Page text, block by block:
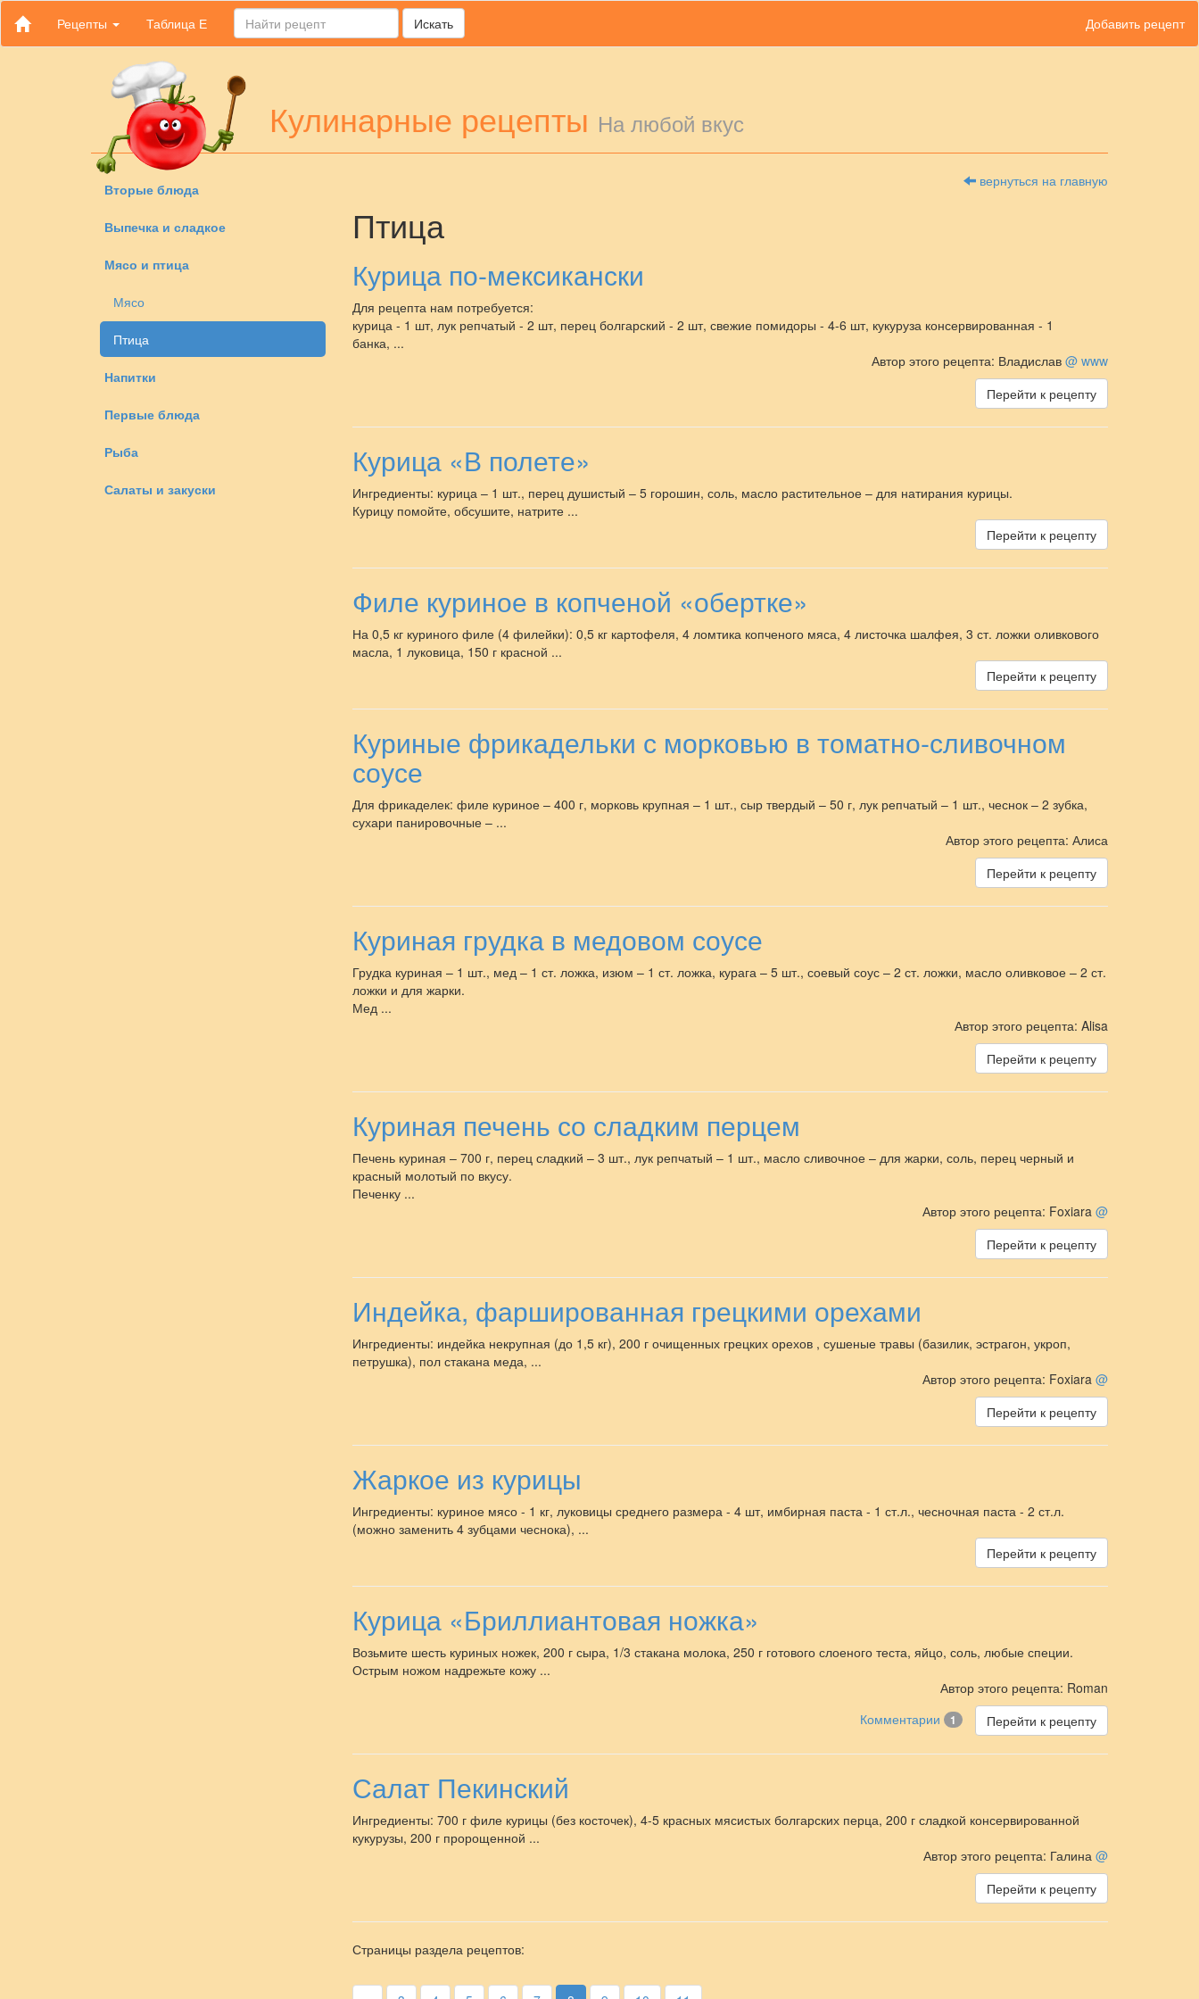
Рецепты Таблица Е Искать Добавить рецепт
Кулинарные рецепты На любой вкус
Вторые блюда
Выпечка и сладкое
Мясо и птица
Мясо
Птица
Напитки
Первые блюда
Рыба
Салаты и закуски
вернуться на главную
Птица
Курица по-мексикански
Для рецепта нам потребуется:
курица - 1 шт, лук репчатый - 2 шт, перец болгарский - 2 шт, свежие помидоры - 4-6 шт, кукуруза консервированная - 1
банка, ...
Автор этого рецепта: Владислав @ www
Перейти к рецепту
Курица «В полете»
Ингредиенты: курица – 1 шт., перец душистый – 5 горошин, соль, масло растительное – для натирания курицы.
Курицу помойте, обсушите, натрите ...
Перейти к рецепту
Филе куриное в копченой «обертке»
На 0,5 кг куриного филе (4 филейки): 0,5 кг картофеля, 4 ломтика копченого мяса, 4 листочка шалфея, 3 ст. ложки оливкового
масла, 1 луковица, 150 г красной ...
Перейти к рецепту
Куриные фрикадельки с морковью в томатно-сливочном
соусе
Для фрикаделек: филе куриное – 400 г, морковь крупная – 1 шт., сыр твердый – 50 г, лук репчатый – 1 шт., чеснок – 2 зубка,
сухари панировочные – ...
Автор этого рецепта: Алиса
Перейти к рецепту
Куриная грудка в медовом соусе
Грудка куриная – 1 шт., мед – 1 ст. ложка, изюм – 1 ст. ложка, курага – 5 шт., соевый соус – 2 ст. ложки, масло оливковое – 2 ст.
ложки и для жарки.
Мед ...
Автор этого рецепта: Alisa
Перейти к рецепту
Куриная печень со сладким перцем
Печень куриная – 700 г, перец сладкий – 3 шт., лук репчатый – 1 шт., масло сливочное – для жарки, соль, перец черный и
красный молотый по вкусу.
Печенку ...
Автор этого рецепта: Foxiara @
Перейти к рецепту
Индейка, фаршированная грецкими орехами
Ингредиенты: индейка некрупная (до 1,5 кг), 200 г очищенных грецких орехов , сушеные травы (базилик, эстрагон, укроп,
петрушка), пол стакана меда, ...
Автор этого рецепта: Foxiara @
Перейти к рецепту
Жаркое из курицы
Ингредиенты: куриное мясо - 1 кг, луковицы среднего размера - 4 шт, имбирная паста - 1 ст.л., чесночная паста - 2 ст.л.
(можно заменить 4 зубцами чеснока), ...
Перейти к рецепту
Курица «Бриллиантовая ножка»
Возьмите шесть куриных ножек, 200 г сыра, 1/3 стакана молока, 250 г готового слоеного теста, яйцо, соль, любые специи.
Острым ножом надрежьте кожу ...
Автор этого рецепта: Roman
Комментарии
1 Перейти к рецепту
Салат Пекинский
Ингредиенты: 700 г филе курицы (без косточек), 4-5 красных мясистых болгарских перца, 200 г сладкой консервированной
кукурузы, 200 г пророщенной ...
Автор этого рецепта: Галина @
Перейти к рецепту
Страницы раздела рецептов: